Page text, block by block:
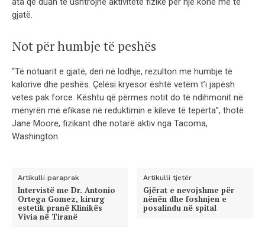
gjatë.
Not për humbje të peshës
“Të notuarit e gjatë, deri në lodhje, rezulton me humbje të
kalorive dhe peshës. Çelësi kryesor është vetëm t’i japësh
vetes pak force. Kështu që përmes notit do të ndihmonit në
mënyrën më efikase në reduktimin e kileve të tepërta”, thotë
Jane Moore, fizikant dhe notarë aktiv nga Tacoma,
Washington.
Artikulli paraprak
Intervistë me Dr. Antonio
Ortega Gomez, kirurg
estetik pranë Klinikës
Vivia në Tiranë
Artikulli tjetër
Gjërat e nevojshme për
nënën dhe foshnjen e
posalindu në spital